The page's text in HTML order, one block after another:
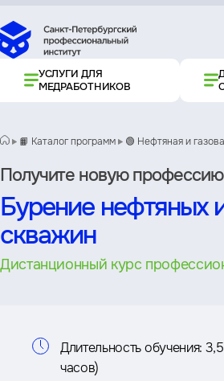
УСЛУГИ ДЛЯ
МЕДРАБОТНИКОВ
📙 Каталог программ 🟢 Нефтяная и
Получите новую
Бурение нефтяных
скважин
Дистанционный курс
Информация
Длительность обучения:
часов)